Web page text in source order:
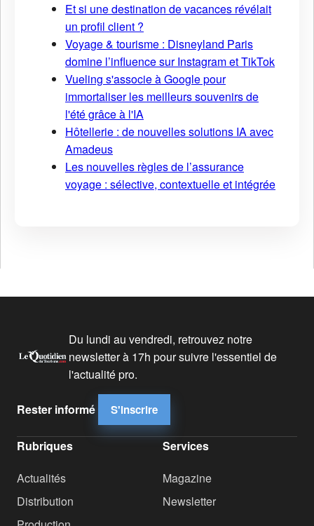
Et si une destination de vacances révélait
un profil client ?
Voyage & tourisme : Disneyland Paris
domine l’influence sur Instagram et TikTok
Vueling s'associe à Google pour
immortaliser les meilleurs souvenirs de
l'été grâce à l'IA
Hôtellerie : de nouvelles solutions IA avec
Amadeus
Les nouvelles règles de l’assurance
voyage : sélective, contextuelle et intégrée
Du lundi au vendredi, retrouvez notre
newsletter à 17h pour suivre l'essentiel de
l'actualité pro.
Rester informé S'inscrire
Rubriques
Actualités
Distribution
Services
Magazine
Newsletter